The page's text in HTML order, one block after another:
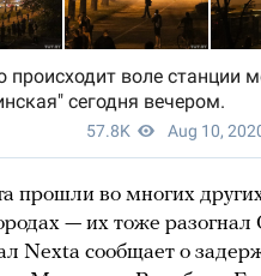
прошли во многих
— их тоже
Nexta сообщает о